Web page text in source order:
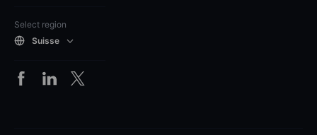
Select region
Suisse